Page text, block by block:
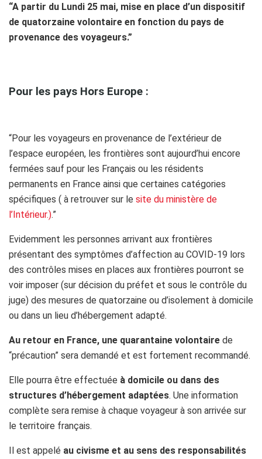
“A partir du Lundi 25 mai, mise en place d’un dispositif
de quatorzaine volontaire en fonction du pays de
provenance des voyageurs.”
Pour les pays Hors Europe :
“Pour les voyageurs en provenance de l’extérieur de
l’espace européen, les frontières sont aujourd’hui encore
fermées sauf pour les Français ou les résidents
permanents en France ainsi que certaines catégories
spécifiques ( à retrouver sur le site du ministère de
l’Intérieur.).”
Evidemment les personnes arrivant aux frontières
présentant des symptômes d’affection au COVID-19 lors
des contrôles mises en places aux frontières pourront se
voir imposer (sur décision du préfet et sous le contrôle du
juge) des mesures de quatorzaine ou d’isolement à domicile
ou dans un lieu d’hébergement adapté.
Au retour en France, une quarantaine volontaire de
“précaution” sera demandé et est fortement recommandé.
Elle pourra être effectuée à domicile ou dans des
structures d’hébergement adaptées. Une information
complète sera remise à chaque voyageur à son arrivée sur
le territoire français.
Il est appelé au civisme et au sens des responsabilités